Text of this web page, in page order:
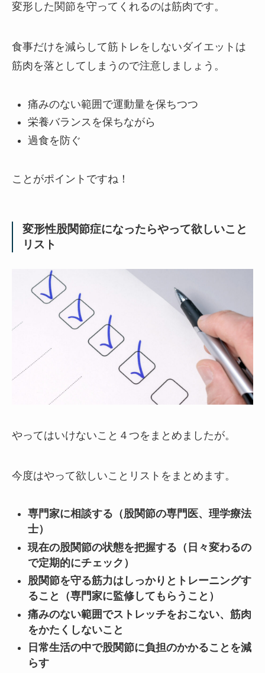
変形した関節を守ってくれるのは筋肉です。
食事だけを減らして筋トレをしないダイエットは
筋肉を落としてしまうので注意しましょう。
痛みのない範囲で運動量を保ちつつ
栄養バランスを保ちながら
過食を防ぐ
ことがポイントですね！
変形性股関節症になったらやって欲しいこと
リスト
やってはいけないこと４つをまとめましたが。
今度はやって欲しいことリストをまとめます。
専門家に相談する（股関節の専門医、理学療法
士）
現在の股関節の状態を把握する（日々変わるの
で定期的にチェック）
股関節を守る筋力はしっかりとトレーニングす
ること（専門家に監修してもらうこと）
痛みのない範囲でストレッチをおこない、筋肉
をかたくしないこと
日常生活の中で股関節に負担のかかることを減
らす